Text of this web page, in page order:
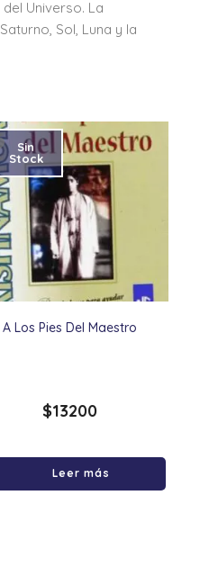
Universo. La
Sol, Luna y la
A Los Pies Del Maestro
Sin
Stock
$13200
Leer más